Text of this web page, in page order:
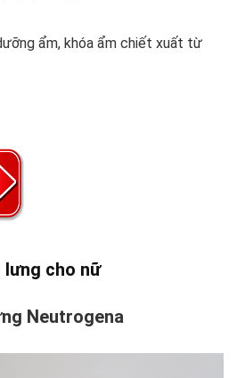
ẩm, khóa ẩm chiết xuất từ
lưng cho nữ
Neutrogena